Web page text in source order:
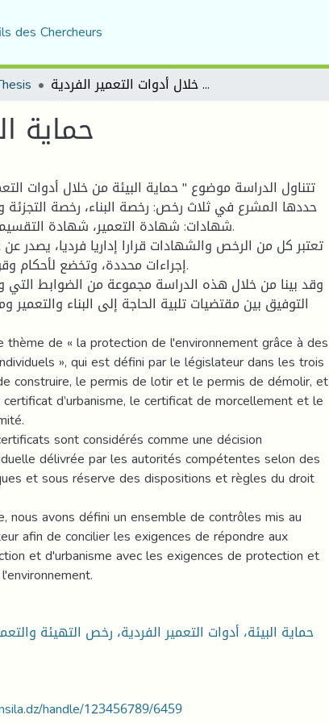
des Chercheurs
حماية البيئة من خلال أدوات التعمير الفردية
حماية
تتناول الدراسة موضوع " حماية البيئة من خلال أدوات
حددها المشرع في ثلاث رخص: رخصة البناء، رخصة التجزئة
شهادات: شهادة التعمير، شهادة
تعتبر كل من الرخص والشهادات قرارا إداريا فرديا، يصدر
إجراءات محددة، وتخضع لأحكام
وقد بينا من خلال هذه الدراسة مجموعة من الضوابط
التوفيق بين مقتضيات تلبية الحاجة إلى البناء والتعمير
de « la protection de l'environnement grâce à des
», qui est défini par le législateur dans les trois
construire, le permis de lotir et le permis de démolir, et
d’urbanisme, le certificat de morcellement et le
sont considérés comme une décision
délivrée par les autorités compétentes selon des
et sous réserve des dispositions et règles du droit
nous avons défini un ensemble de contrôles mis au
afin de concilier les exigences de répondre aux
et d'urbanisme avec les exigences de protection et
حماية البيئة، أدوات التعمير الفردية، رخص التهيئة
handle/123456789/6459